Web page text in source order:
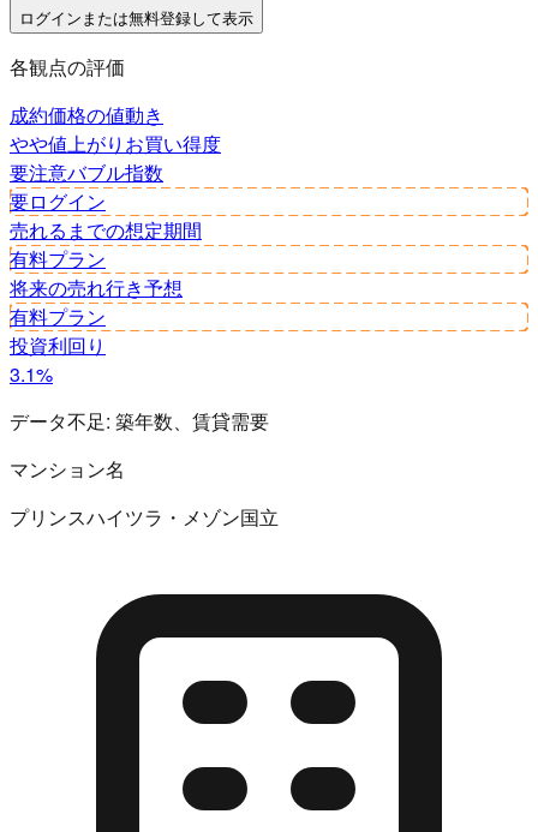
ログインまたは無料登録して表示
各観点の評価
成約価格の値動き
やや値上がり お買い得度
要注意バブル指数
要ログイン
売れるまでの想定期間
有料プラン
将来の売れ行き予想
有料プラン
投資利回り
3.1%
データ不足: 築年数、賃貸需要
マンション名
プリンスハイツラ・メゾン国立